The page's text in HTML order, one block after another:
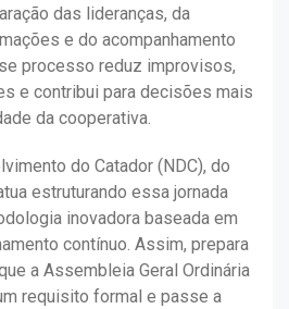
das lideranças, da
e do acompanhamento
processo reduz improvisos,
e contribui para decisões mais
da cooperativa.
do Catador (NDC), do
estruturando essa jornada
inovadora baseada em
contínuo. Assim, prepara
a Assembleia Geral Ordinária
requisito formal e passe a